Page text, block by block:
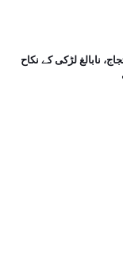
نابالغ لڑکی کے نکاح